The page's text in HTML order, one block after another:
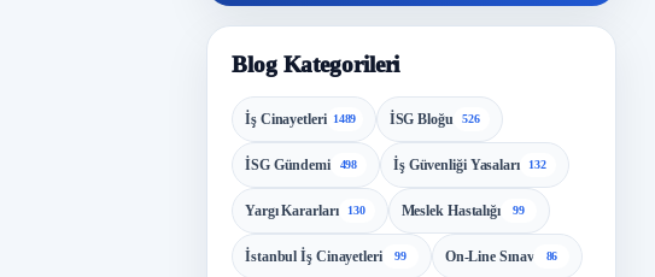
Blog Kategorileri
İş Cinayetleri 1489 İSG Bloğu 526
İSG Gündemi 498 İş Güvenliği Yasaları 132
Yargı Kararları 130 Meslek Hastalığı 99
İstanbul İş Cinayetleri 99 On-Line Sınav 86